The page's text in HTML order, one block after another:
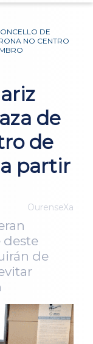
DE
NO CENTRO
de
de
partir
OurenseXa
de